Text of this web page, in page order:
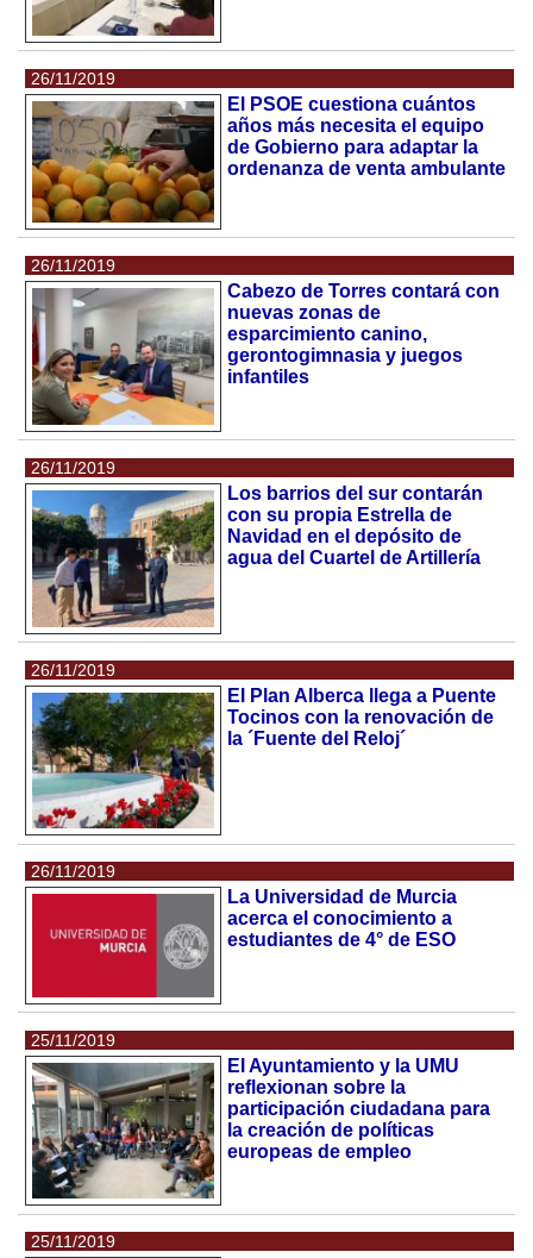
26/11/2019
El PSOE cuestiona cuántos
años más necesita el equipo
de Gobierno para adaptar la
ordenanza de venta ambulante
26/11/2019
Cabezo de Torres contará con
nuevas zonas de
esparcimiento canino,
gerontogimnasia y juegos
infantiles
26/11/2019
Los barrios del sur contarán
con su propia Estrella de
Navidad en el depósito de
agua del Cuartel de Artillería
26/11/2019
El Plan Alberca llega a Puente
Tocinos con la renovación de
la ´Fuente del Reloj´
26/11/2019
La Universidad de Murcia
acerca el conocimiento a
estudiantes de 4° de ESO
25/11/2019
El Ayuntamiento y la UMU
reflexionan sobre la
participación ciudadana para
la creación de políticas
europeas de empleo
25/11/2019